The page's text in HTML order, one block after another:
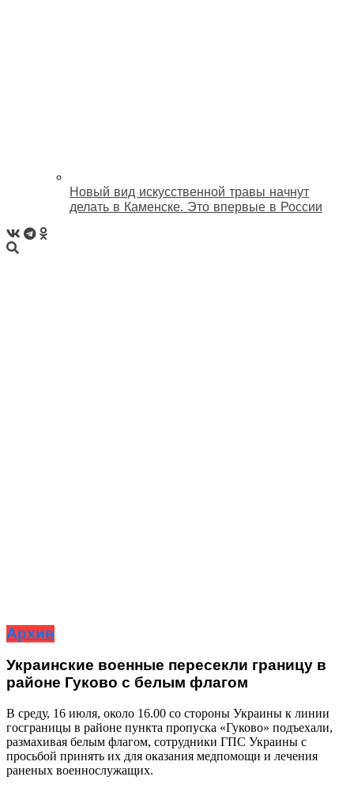
Новый вид искусственной травы начнут
делать в Каменске. Это впервые в России
Архив
Украинские военные пересекли границу в
районе Гуково с белым флагом
В среду, 16 июля, около 16.00 со стороны Украины к линии
госграницы в районе пункта пропуска «Гуково» подъехали,
размахивая белым флагом, сотрудники ГПС Украины с
просьбой принять их для оказания медпомощи и лечения
раненых военнослужащих.